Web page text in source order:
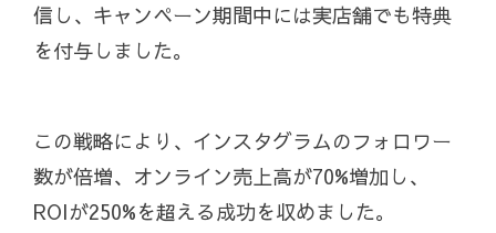
信し、キャンペーン期間中には実店舗でも特典
を付与しました。
この戦略により、インスタグラムのフォロワー
数が倍増、オンライン売上高が70%増加し、
ROIが250%を超える成功を収めました。